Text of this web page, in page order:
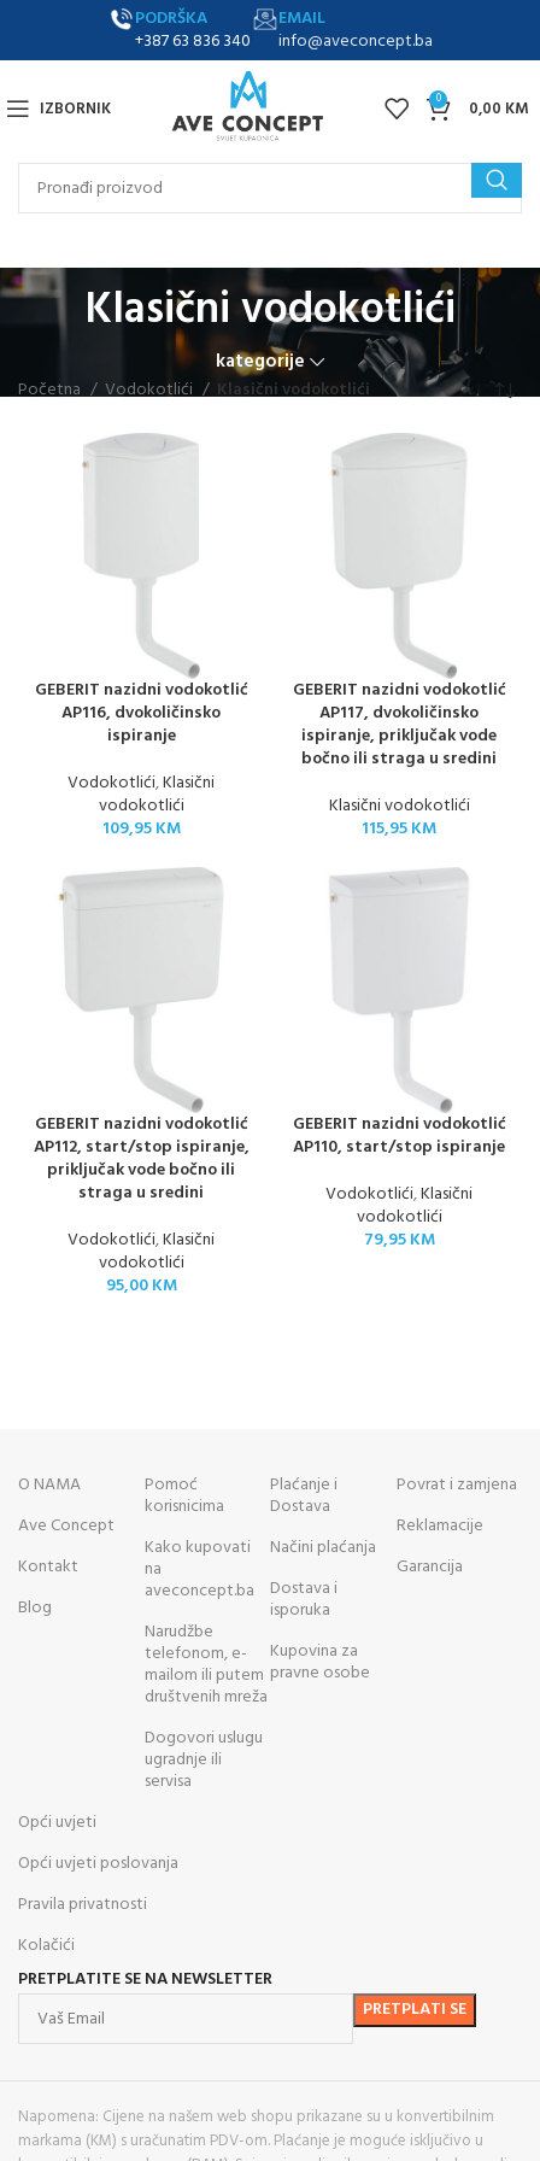
PODRŠKA
+387 63 836 340
EMAIL
info@aveconcept.ba
IZBORNIK 0 0,00 KM
Klasični vodokotlići
kategorije
Početna Vodokotlići Klasični vodokotlići
GEBERIT nazidni vodokotlić
AP116, dvokoličinsko
ispiranje
Vodokotlići,Klasični
vodokotlići
109,95KM
GEBERIT nazidni vodokotlić
AP117, dvokoličinsko
ispiranje, priključak vode
bočno ili straga u sredini
Klasični vodokotlići
115,95KM
GEBERIT nazidni vodokotlić
AP112, start/stop ispiranje,
priključak vode bočno ili
straga u sredini
Vodokotlići,Klasični
vodokotlići
95,00KM
GEBERIT nazidni vodokotlić
AP110, start/stop ispiranje
Vodokotlići,Klasični
vodokotlići
79,95KM
O NAMA
Ave Concept
Kontakt
Blog
Pomoć
korisnicima
Kako kupovati
na
aveconcept.ba
Narudžbe
telefonom, e-
mailom ili putem
društvenih mreža
Dogovori uslugu
ugradnje ili
servisa
Plaćanje i
Dostava
Načini plaćanja
Dostava i
isporuka
Kupovina za
pravne osobe
Povrat i zamjena
Reklamacije
Garancija
Opći uvjeti
Opći uvjeti poslovanja
Pravila privatnosti
Kolačići
PRETPLATITE SE NA NEWSLETTER
Napomena: Cijene na našem web shopu prikazane su u konvertibilnim
markama (KM) s uračunatim PDV-om. Plaćanje je moguće isključivo u